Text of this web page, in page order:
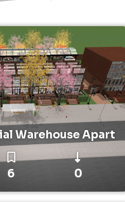
Warehouse Apart
6 0